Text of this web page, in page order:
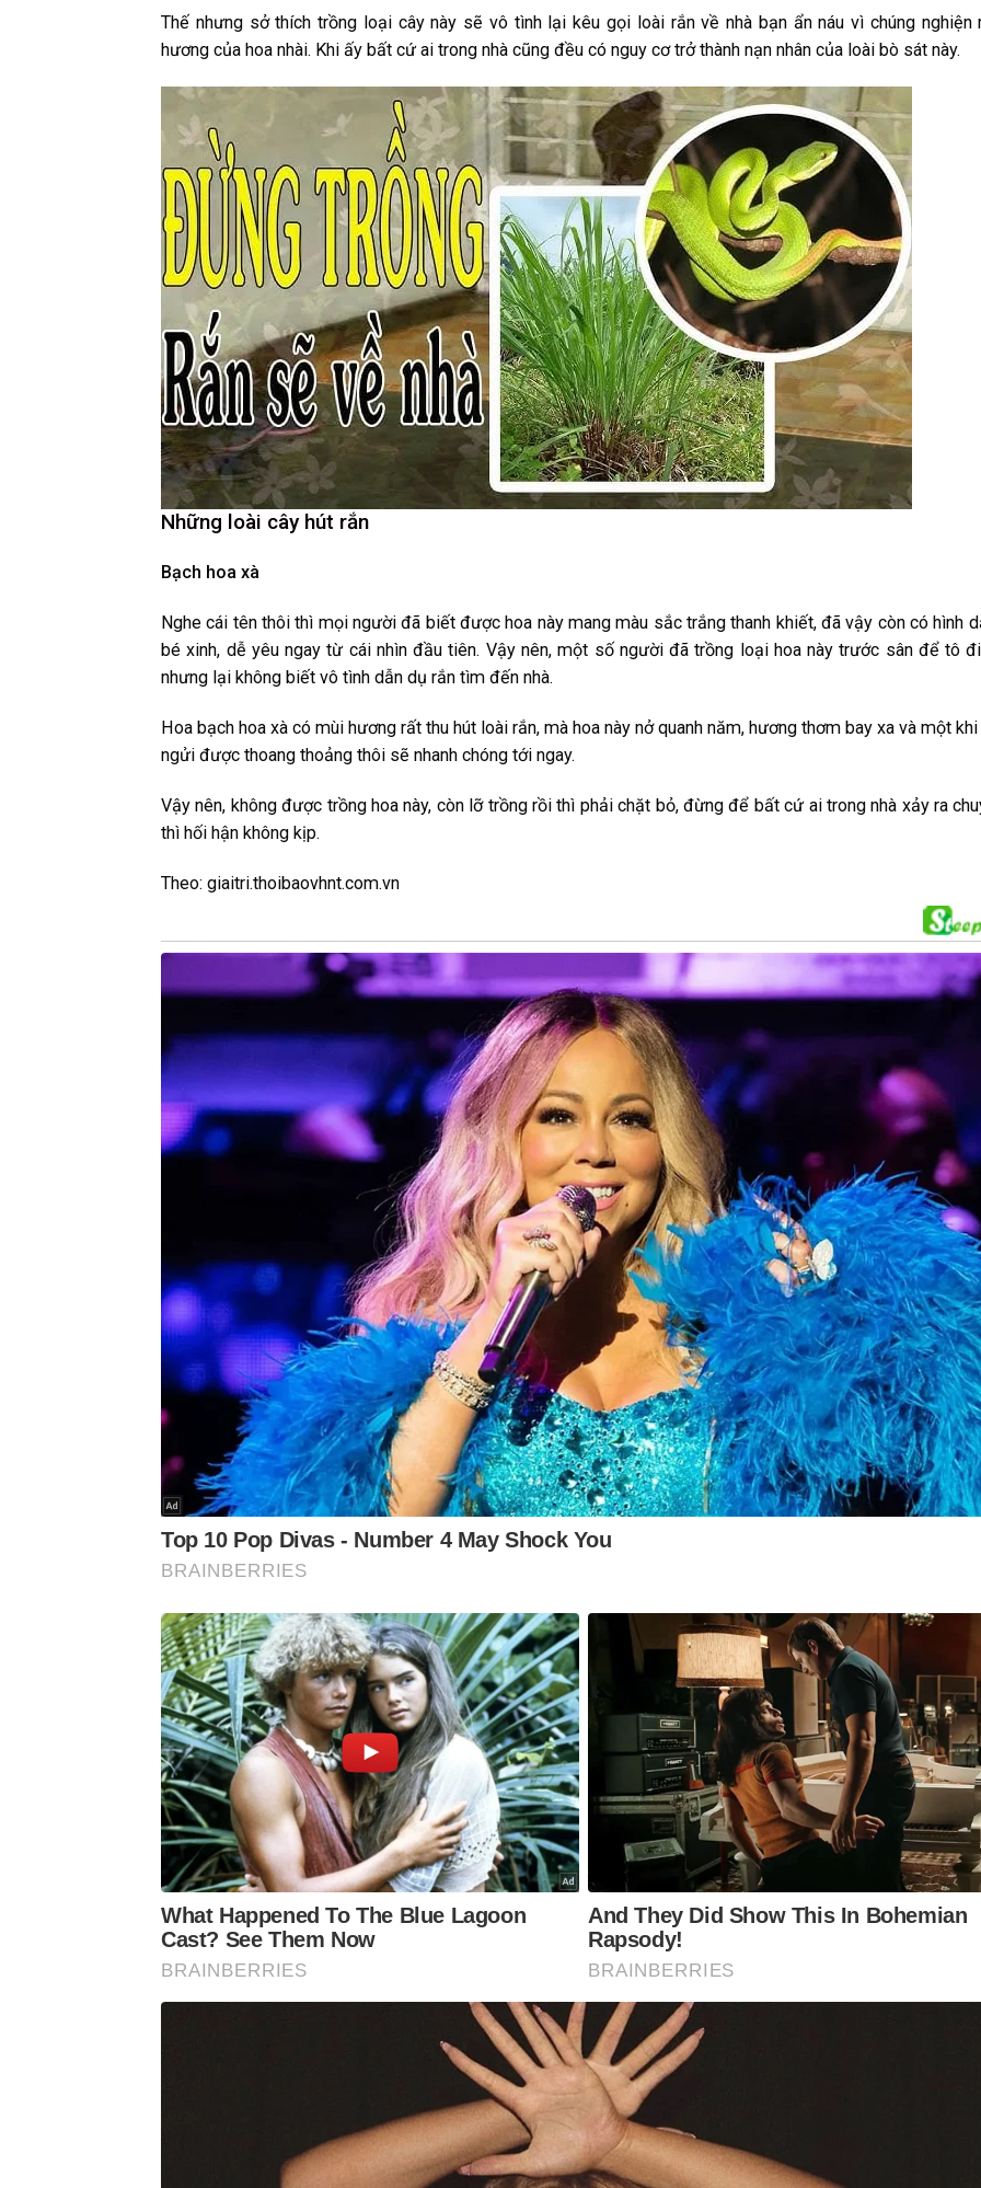
Thế nhưng sở thích trồng loại cây này sẽ vô tình lại kêu gọi loài rắn về nhà bạn ẩn náu vì chúng nghiện
hương của hoa nhài. Khi ấy bất cứ ai trong nhà cũng đều có nguy cơ trở thành nạn nhân của loài bò sát này.
Những loài cây hút rắn
Bạch hoa xà
Nghe cái tên thôi thì mọi người đã biết được hoa này mang màu sắc trắng thanh khiết, đã vậy còn có hình
bé xinh, dễ yêu ngay từ cái nhìn đầu tiên. Vậy nên, một số người đã trồng loại hoa này trước sân để tô
nhưng lại không biết vô tình dẫn dụ rắn tìm đến nhà.
Hoa bạch hoa xà có mùi hương rất thu hút loài rắn, mà hoa này nở quanh năm, hương thơm bay xa và một
ngửi được thoang thoảng thôi sẽ nhanh chóng tới ngay.
Vậy nên, không được trồng hoa này, còn lỡ trồng rồi thì phải chặt bỏ, đừng để bất cứ ai trong nhà xảy ra
thì hối hận không kịp.
Theo: giaitri.thoibaovhnt.com.vn